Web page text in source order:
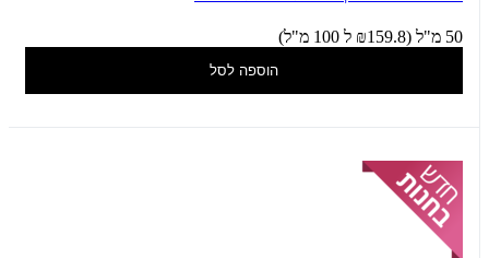
50 מ"ל (₪159.8 ל 100 מ"ל)
הוספה לסל